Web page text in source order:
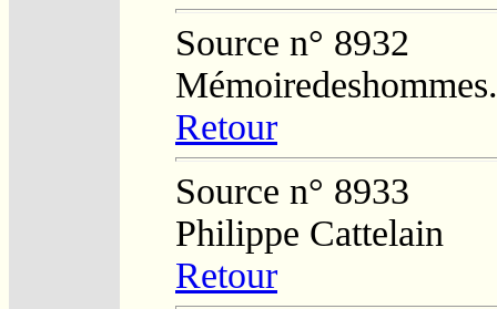
Source n° 8932
Retour
Source n° 8933
Philippe Cattelain
Retour